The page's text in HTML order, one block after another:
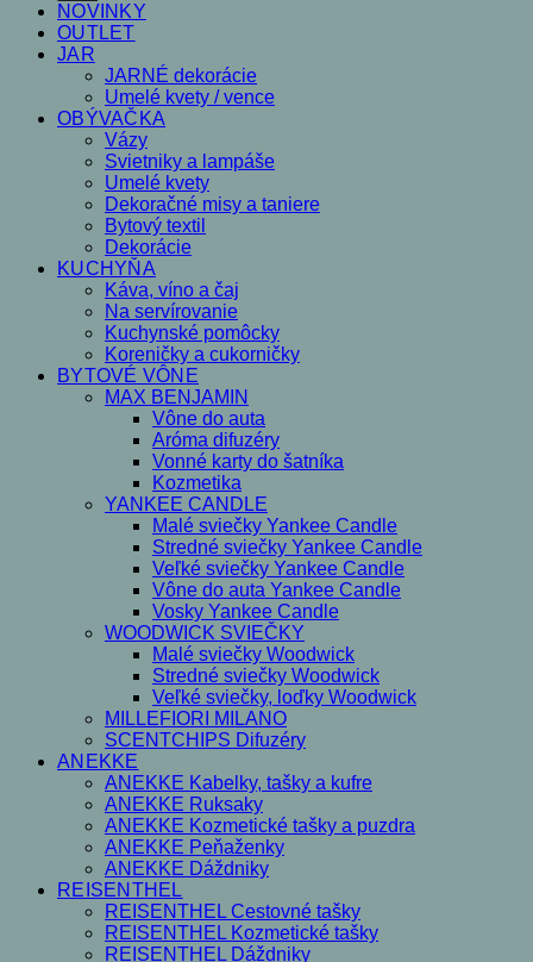
NOVINKY
OUTLET
JAR
JARNÉ dekorácie
Umelé kvety / vence
OBÝVAČKA
Vázy
Svietniky a lampáše
Umelé kvety
Dekoračné misy a taniere
Bytový textil
Dekorácie
KUCHYŇA
Káva, víno a čaj
Na servírovanie
Kuchynské pomôcky
Koreničky a cukorničky
BYTOVÉ VÔNE
MAX BENJAMIN
Vône do auta
Aróma difuzéry
Vonné karty do šatníka
Kozmetika
YANKEE CANDLE
Malé sviečky Yankee Candle
Stredné sviečky Yankee Candle
Veľké sviečky Yankee Candle
Vône do auta Yankee Candle
Vosky Yankee Candle
WOODWICK SVIEČKY
Malé sviečky Woodwick
Stredné sviečky Woodwick
Veľké sviečky, loďky Woodwick
MILLEFIORI MILANO
SCENTCHIPS Difuzéry
ANEKKE
ANEKKE Kabelky, tašky a kufre
ANEKKE Ruksaky
ANEKKE Kozmetické tašky a puzdra
ANEKKE Peňaženky
ANEKKE Dáždniky
REISENTHEL
REISENTHEL Cestovné tašky
REISENTHEL Kozmetické tašky
REISENTHEL Dáždniky